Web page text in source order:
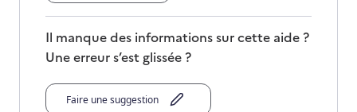
Il manque des informations sur cette aide ?
Une erreur s’est glissée ?
Faire une suggestion